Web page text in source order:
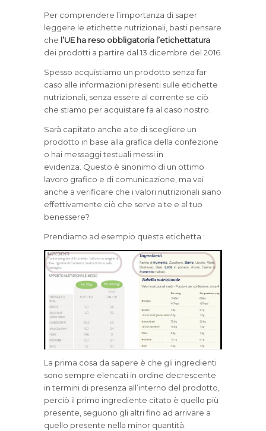
Per comprendere l’importanza di saper
leggere le etichette nutrizionali, basti pensare
che l’UE ha reso obbligatoria l’etichettatura
dei prodotti a partire dal 13 dicembre del 2016.
Spesso acquistiamo un prodotto senza far
caso alle informazioni presenti sulle etichette
nutrizionali, senza essere al corrente se ciò
che stiamo per acquistare fa al caso nostro.
Sarà capitato anche a te di scegliere un
prodotto in base alla grafica della confezione
o hai messaggi testuali messi in
evidenza. Questo è sinonimo di un ottimo
lavoro grafico e di comunicazione, ma vai
anche a verificare che i valori nutrizionali siano
effettivamente ciò che serve a te e al tuo
benessere?
Prendiamo ad esempio questa etichetta :
La prima cosa da sapere è che gli ingredienti
sono sempre elencati in ordine decrescente
in termini di presenza all’interno del prodotto,
perciò il primo ingrediente citato è quello più
presente, seguono gli altri fino ad arrivare a
quello presente nella minor quantità.